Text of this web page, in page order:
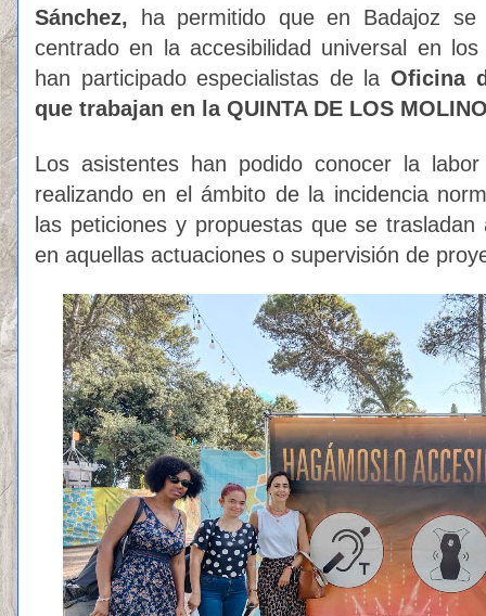
Sánchez, ha permitido que en Badajoz se
centrado en la accesibilidad universal en
han participado especialistas de la Oficina
que trabajan en la QUINTA DE LOS
Los asistentes han podido conocer la
realizando en el ámbito de la incidencia
las peticiones y propuestas que se
en aquellas actuaciones o supervisión de